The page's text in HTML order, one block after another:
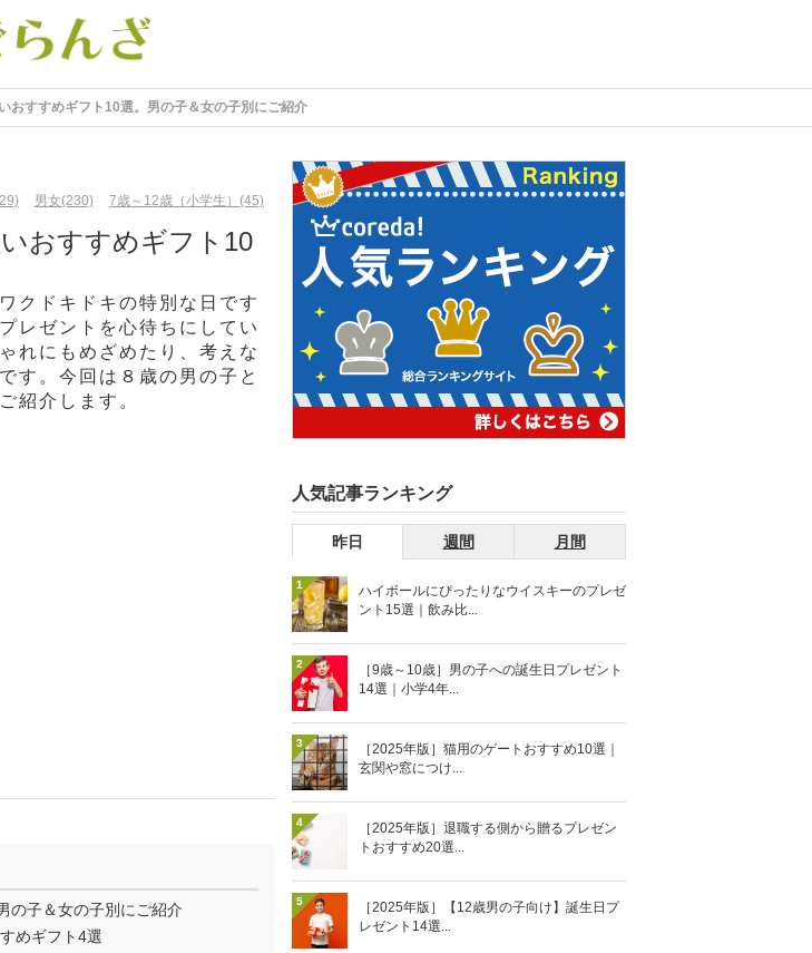
おすすめギフト10選。男の子＆女の子別にご紹介
男女(230) 7歳～12歳（小学生）(45)
おすすめギフト10
クドキドキの特別な日です
レゼントを心待ちにしてい
れにもめざめたり、考えな
す。今回は８歳の男の子と
紹介します。
の子＆女の子別にご紹介
めギフト4選
人気記事ランキング
昨日 週間 月間
1
ハイボールにぴったりなウイスキーのプレゼ
ント15選｜飲み比...
2
［9歳～10歳］男の子への誕生日プレゼント
14選｜小学4年...
3
［2025年版］猫用のゲートおすすめ10選｜
玄関や窓につけ...
4
［2025年版］退職する側から贈るプレゼン
トおすすめ20選...
5
［2025年版］【12歳男の子向け】誕生日プ
レゼント14選...